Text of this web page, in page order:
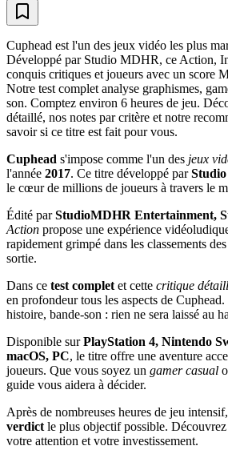
Cuphead est l'un des jeux vidéo les plus
Développé par Studio MDHR, ce Action,
conquis critiques et joueurs avec un score
Notre test complet analyse graphismes,
son. Comptez environ 6 heures de jeu.
détaillé, nos notes par critère et notre
savoir si ce titre est fait pour vous.
Cuphead s'impose comme l'un des jeux
l'année 2017. Ce titre développé par
le cœur de millions de joueurs à travers le
Édité parStudioMDHR Entertainment,
Action propose une expérience
rapidement grimpé dans les classements
sortie.
Dans ce test complet et cette critique
en profondeur tous les aspects de
histoire, bande-son : rien ne sera laissé au
Disponible surPlayStation 4, Nintendo
macOS, PC, le titre offre une aventure
joueurs. Que vous soyez un gamer casual
guide vous aidera à décider.
Après de nombreuses heures de jeu
verdict le plus objectif possible.
votre attention et votre investissement.